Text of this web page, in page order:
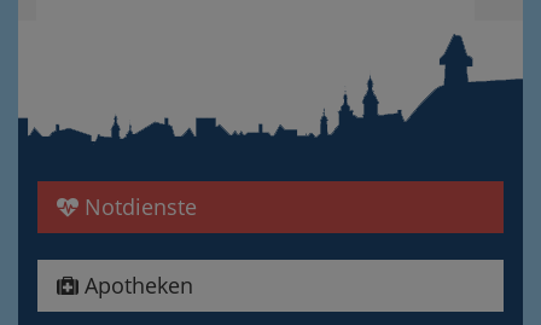
Notdienste
Apotheken